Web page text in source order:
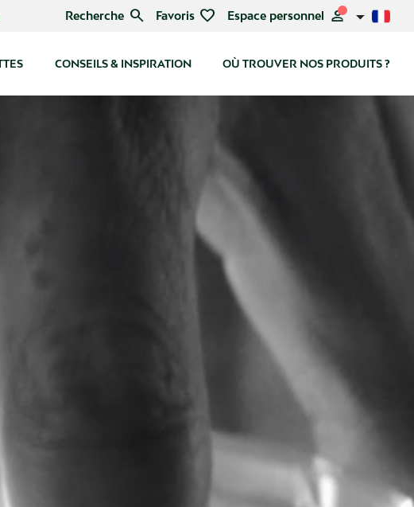
Recherche search Favoris favorite Espace personnel person
CONSEILS & INSPIRATION OÙ TROUVER NOS PRODUITS ?